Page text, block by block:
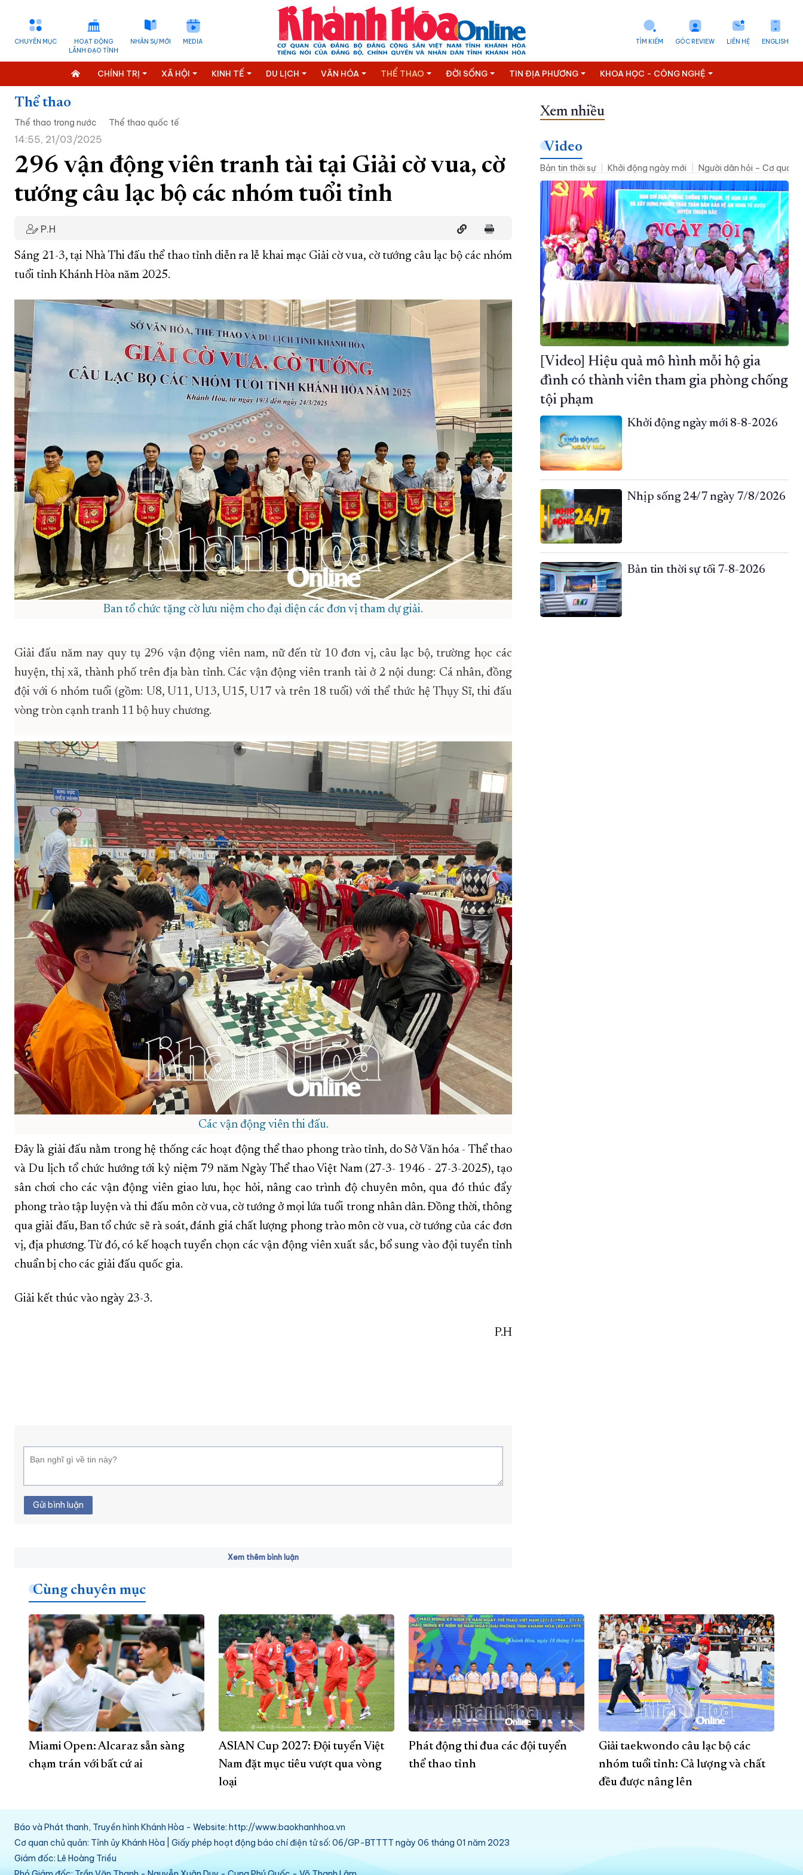
CHUYÊN MỤC
HOẠT ĐỘNG
LÃNH ĐẠO TỈNH
NHÂN SỰ MỚI MEDIA ENGLISH
LIÊN HỆ
GÓC REVIEW
TÌM KIẾM
CHÍNH TRỊ XÃ HỘI KINH TẾ DU LỊCH VĂN HÓA THỂ THAO ĐỜI SỐNG TIN ĐỊA PHƯƠNG KHOA HỌC - CÔNG NGHỆ
Thể thao
Thể thao trong nước Thể thao quốc tế
14:55, 21/03/2025
296 vận động viên tranh tài tại Giải cờ vua, cờ
tướng câu lạc bộ các nhóm tuổi tỉnh
P.H
Sáng 21-3, tại Nhà Thi đấu thể thao tỉnh diễn ra lễ khai mạc Giải cờ vua, cờ tướng câu lạc bộ các nhóm
tuổi tỉnh Khánh Hòa năm 2025.
Ban tổ chức tặng cờ lưu niệm cho đại diện các đơn vị tham dự giải.
Giải đấu năm nay quy tụ 296 vận động viênnam, nữđến từ 10 đơn vị, câu lạc bộ, trường học các
huyện, thị xã, thành phốtrên địa bàn tỉnh. Các vận động viên tranh tài ở 2 nội dung: Cá nhân, đồng
đội với 6 nhóm tuổi (gồm: U8, U11, U13, U15, U17 và trên 18 tuổi) với thể thức hệ Thụy Sĩ, thi đấu
vòng tròn cạnh tranh 11 bộ huy chương.
Các vận động viên thi đấu.
Đây là giải đấu nằm trong hệ thống các hoạt động thể thao phong trào tỉnh, do Sở Văn hóa - Thể thao
và Du lịch tổ chức hướng tới kỷ niệm 79 năm Ngày Thể thao Việt Nam (27-3- 1946 - 27-3-2025), tạo
sân chơi cho các vận động viên giao lưu, học hỏi, nâng cao trình độ chuyên môn, qua đó thúc đẩy
phong trào tập luyện và thi đấu môn cờ vua, cờ tướng ở mọi lứa tuổi trong nhân dân. Đồng thời, thông
qua giải đấu, Ban tổ chức sẽ rà soát, đánh giá chất lượng phong trào môn cờ vua, cờ tướng của các đơn
vị, địa phương. Từ đó, có kế hoạch tuyển chọn các vận động viên xuất sắc, bổ sung vào đội tuyển tỉnh
chuẩn bị cho các giải đấu quốc gia.
Giải kết thúc vào ngày 23-3.
P.H
Gửi bình luận
Xem thêm bình luận
Xem nhiều
Video
Bản tin thời sự Khởi động ngày mới Người dân hỏi – Cơ quan
[Video] Hiệu quả mô hình mỗi hộ gia
đình có thành viên tham gia phòng chống
tội phạm
Khởi động ngày mới 8-8-2026
Nhịp sống 24/7 ngày 7/8/2026
Bản tin thời sự tối 7-8-2026
Cùng chuyên mục
Miami Open: Alcaraz sẵn sàng
chạm trán với bất cứ ai
ASIAN Cup 2027: Đội tuyển Việt
Nam đặt mục tiêu vượt qua vòng
loại
Phát động thi đua các đội tuyển
thể thao tỉnh
Giải taekwondo câu lạc bộ các
nhóm tuổi tỉnh: Cả lượng và chất
đều được nâng lên
Báo và Phát thanh, Truyền hình Khánh Hòa - Website: http://www.baokhanhhoa.vn
Cơ quan chủ quản: Tỉnh ủy Khánh Hòa | Giấy phép hoạt động báo chí điện tử số: 06/GP-BTTTT ngày 06 tháng 01 năm 2023
Giám đốc: Lê Hoàng Triều